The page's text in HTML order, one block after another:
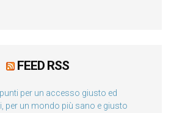
FEED RSS
per un accesso giusto ed
per un mondo più sano e giusto